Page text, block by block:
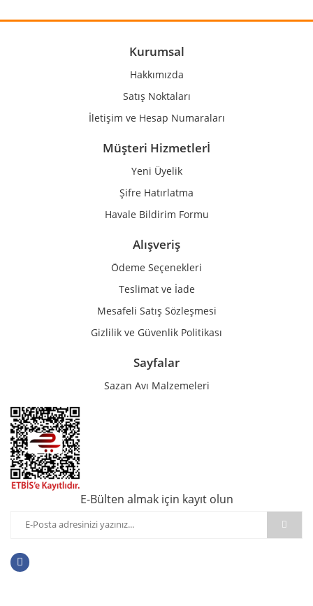
Ürün açıklamasında eksik bilgiler bulunuyor.
Ürün bilgilerinde hatalar bulunuyor.
Gönder
Kurumsal
Hakkımızda
Satış Noktaları
İletişim ve Hesap Numaraları
Müşteri Hizmetlerİ
Yeni Üyelik
Şifre Hatırlatma
Havale Bildirim Formu
Alışveriş
Ödeme Seçenekleri
Teslimat ve İade
Mesafeli Satış Sözleşmesi
Gizlilik ve Güvenlik Politikası
Sayfalar
Sazan Avı Malzemeleri
E-Bülten almak için kayıt olun